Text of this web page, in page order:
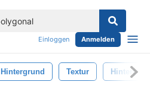
Einloggen Anmelden
Hintergrund Textur